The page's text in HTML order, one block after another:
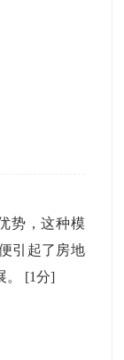
势，这种模
引起了房地
。 [1分]